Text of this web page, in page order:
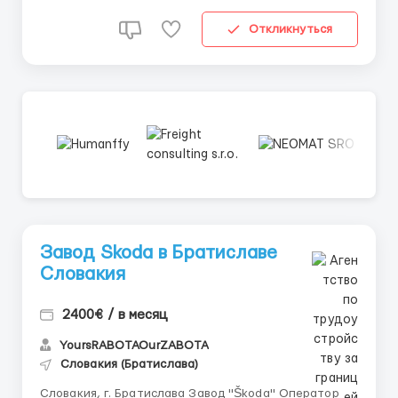
Откликнуться
Завод Skoda в Братиславе
Словакия
2400€ / в месяц
YoursRABOTAOurZABOTA
Словакия (Братислава)
Словакия, г. Братислава Завод "Škoda" Оператор